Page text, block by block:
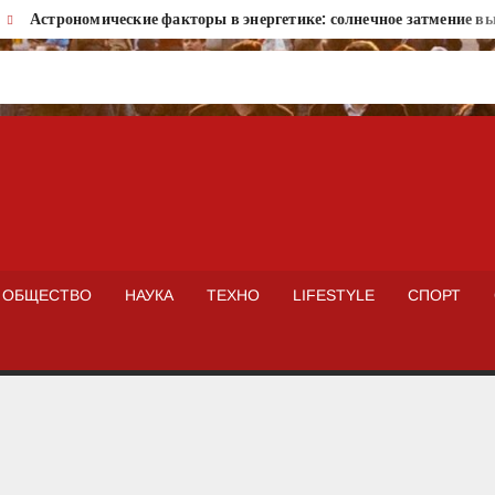
Астрономические факторы в энергетике: солнечное затмение
ОБЩЕСТВО НАУКА ТЕХНО LIFESTYLE СПОРТ